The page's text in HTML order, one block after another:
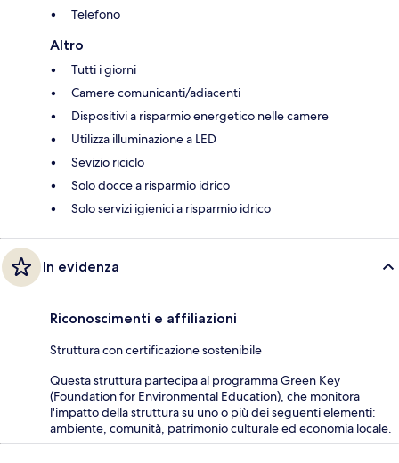
Telefono
Altro
Tutti i giorni
Camere comunicanti/adiacenti
Dispositivi a risparmio energetico nelle camere
Utilizza illuminazione a LED
Sevizio riciclo
Solo docce a risparmio idrico
Solo servizi igienici a risparmio idrico
In evidenza
Riconoscimenti e affiliazioni
Struttura con certificazione sostenibile
Questa struttura partecipa al programma Green Key
(Foundation for Environmental Education), che monitora
l'impatto della struttura su uno o più dei seguenti elementi:
ambiente, comunità, patrimonio culturale ed economia locale.